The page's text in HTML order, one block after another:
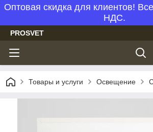
Оптовая скидка для клиентов!
НДС.
PROSVET
Товары и услуги Освещение